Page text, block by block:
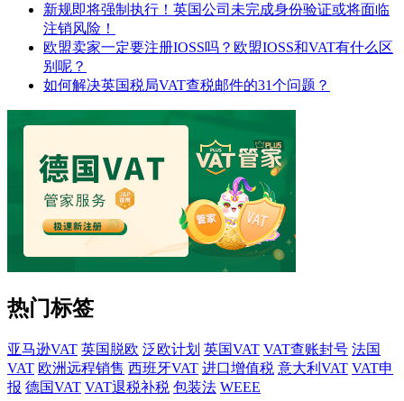
新规即将强制执行！英国公司未完成身份验证或将面临
注销风险！
欧盟卖家一定要注册IOSS吗？欧盟IOSS和VAT有什么区
别呢？
如何解决英国税局VAT查税邮件的31个问题？
热门标签
亚马逊VAT 英国脱欧 泛欧计划 英国VAT VAT查账封号 法国
VAT 欧洲远程销售 西班牙VAT 进口增值税 意大利VAT VAT申
报 德国VAT VAT退税补税 包装法 WEEE